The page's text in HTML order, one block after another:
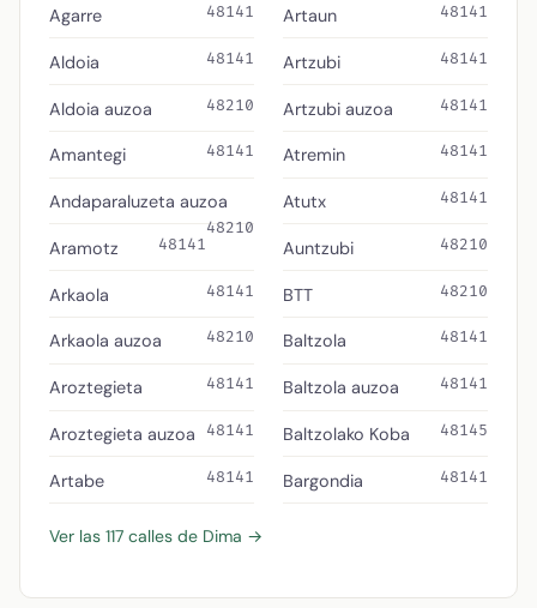
Agarre 48141
Aldoia 48141
Aldoia auzoa 48210
Amantegi 48141
Andaparaluzeta auzoa
48210
Aramotz 48141
Arkaola 48141
Arkaola auzoa 48210
Aroztegieta 48141
Aroztegieta auzoa 48141
Artabe 48141
Artaun 48141
Artzubi 48141
Artzubi auzoa 48141
Atremin 48141
Atutx 48141
Auntzubi 48210
BTT 48210
Baltzola 48141
Baltzola auzoa 48141
Baltzolako Koba 48145
Bargondia 48141
Ver las 117 calles de Dima →